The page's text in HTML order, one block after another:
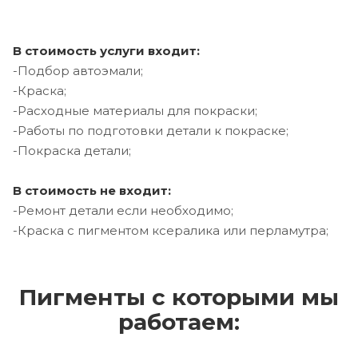
В стоимость услуги входит:
-Подбор автоэмали;
-Краска;
-Расходные материалы для покраски;
-Работы по подготовки детали к покраске;
-Покраска детали;
В стоимость не входит:
-Ремонт детали если необходимо;
-Краска с пигментом ксералика или перламутра;
Пигменты с которыми мы
работаем: